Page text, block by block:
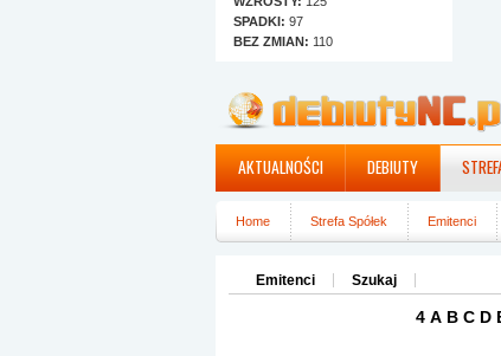
SPADKI: 97
BEZ ZMIAN: 110
AKTUALNOŚCI DEBIUTY
Home Strefa Spółek Emitenci
Emitenci Szukaj
4 A B C D